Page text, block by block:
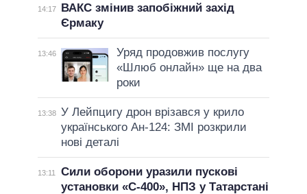
14:17
ВАКС змінив запобіжний захід
Єрмаку
13:46
Уряд продовжив послугу
«Шлюб онлайн» ще на два
роки
13:38 У Лейпцигу дрон врізався у крило
українського Ан-124: ЗМІ розкрили
нові деталі
13:11
Сили оборони уразили пускові
установки «С-400», НПЗ у Татарстані